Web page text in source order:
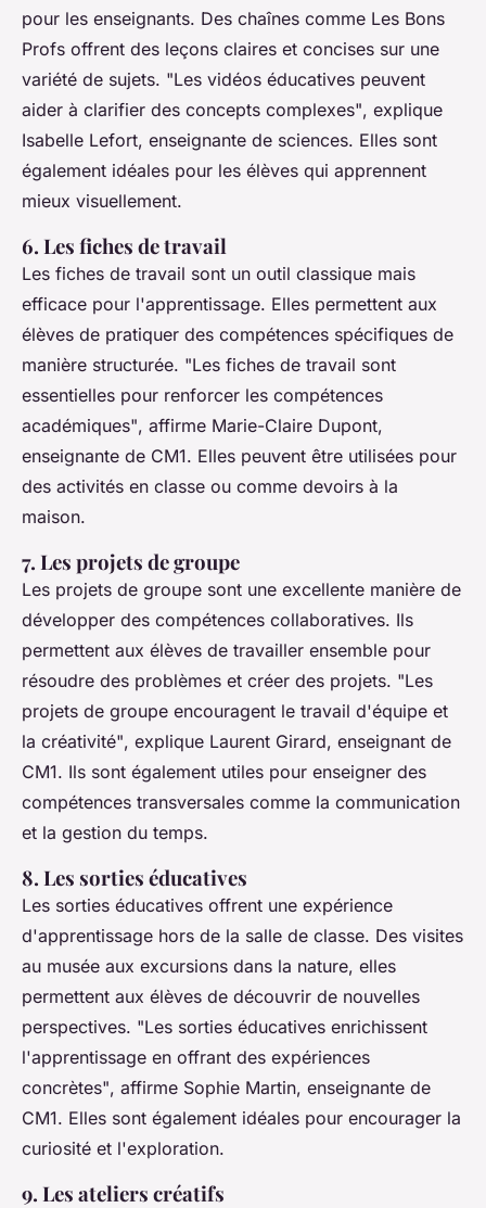
pour les enseignants. Des chaînes comme Les Bons
Profs offrent des leçons claires et concises sur une
variété de sujets. "Les vidéos éducatives peuvent
aider à clarifier des concepts complexes", explique
Isabelle Lefort, enseignante de sciences. Elles sont
également idéales pour les élèves qui apprennent
mieux visuellement.
6. Les fiches de travail
Les fiches de travail sont un outil classique mais
efficace pour l'apprentissage. Elles permettent aux
élèves de pratiquer des compétences spécifiques de
manière structurée. "Les fiches de travail sont
essentielles pour renforcer les compétences
académiques", affirme Marie-Claire Dupont,
enseignante de CM1. Elles peuvent être utilisées pour
des activités en classe ou comme devoirs à la
maison.
7. Les projets de groupe
Les projets de groupe sont une excellente manière de
développer des compétences collaboratives. Ils
permettent aux élèves de travailler ensemble pour
résoudre des problèmes et créer des projets. "Les
projets de groupe encouragent le travail d'équipe et
la créativité", explique Laurent Girard, enseignant de
CM1. Ils sont également utiles pour enseigner des
compétences transversales comme la communication
et la gestion du temps.
8. Les sorties éducatives
Les sorties éducatives offrent une expérience
d'apprentissage hors de la salle de classe. Des visites
au musée aux excursions dans la nature, elles
permettent aux élèves de découvrir de nouvelles
perspectives. "Les sorties éducatives enrichissent
l'apprentissage en offrant des expériences
concrètes", affirme Sophie Martin, enseignante de
CM1. Elles sont également idéales pour encourager la
curiosité et l'exploration.
9. Les ateliers créatifs